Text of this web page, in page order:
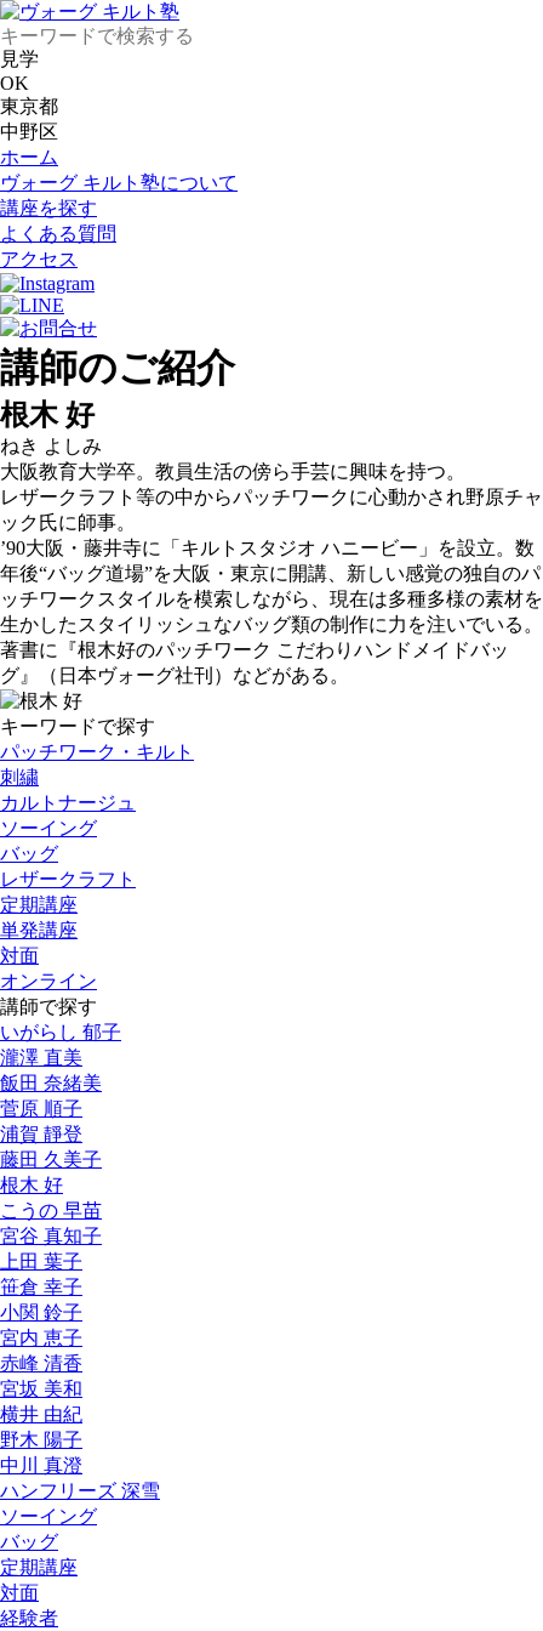
見学
OK
東京都
中野区
ホーム
ヴォーグ キルト塾について
講座を探す
よくある質問
アクセス
講師のご紹介
根木 好
ねき よしみ
大阪教育大学卒。教員生活の傍ら手芸に興味を持つ。
レザークラフト等の中からパッチワークに心動かされ野原チャ
ック氏に師事。
’90大阪・藤井寺に「キルトスタジオ ハニービー」を設立。数
年後“バッグ道場”を大阪・東京に開講、新しい感覚の独自のパ
ッチワークスタイルを模索しながら、現在は多種多様の素材を
生かしたスタイリッシュなバッグ類の制作に力を注いでいる。
著書に『根木好のパッチワーク こだわりハンドメイドバッ
グ』（日本ヴォーグ社刊）などがある。
キーワードで探す
パッチワーク・キルト
刺繍
カルトナージュ
ソーイング
バッグ
レザークラフト
定期講座
単発講座
対面
オンライン
講師で探す
いがらし 郁子
瀧澤 直美
飯田 奈緒美
菅原 順子
浦賀 靜登
藤田 久美子
根木 好
こうの 早苗
宮谷 真知子
上田 葉子
笹倉 幸子
小関 鈴子
宮内 恵子
赤峰 清香
宮坂 美和
横井 由紀
野木 陽子
中川 真澄
ハンフリーズ 深雪
ソーイング
バッグ
定期講座
対面
経験者